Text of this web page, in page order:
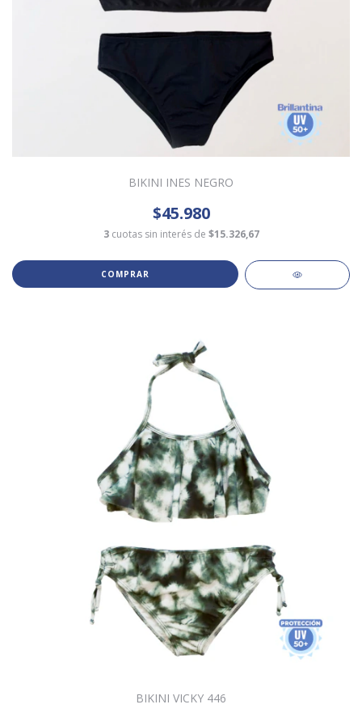
BIKINI INES NEGRO
$45.980
3 cuotas sin interés de $15.326,67
COMPRAR
BIKINI VICKY 446